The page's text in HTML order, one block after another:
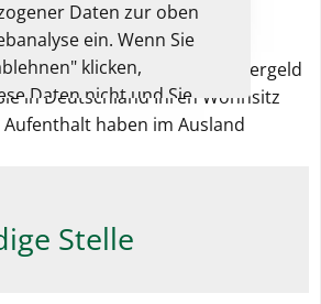
Daten zur oben
ein. Wenn Sie
klicken,
Daten nicht und Sie
trotzdem nutzen.
jederzeit in
widerrufen. Dort
Informationen zur
beantragen
können Sie Kindergeld
in Deutschland Ihren Wohnsitz
haben im Ausland
Stelle